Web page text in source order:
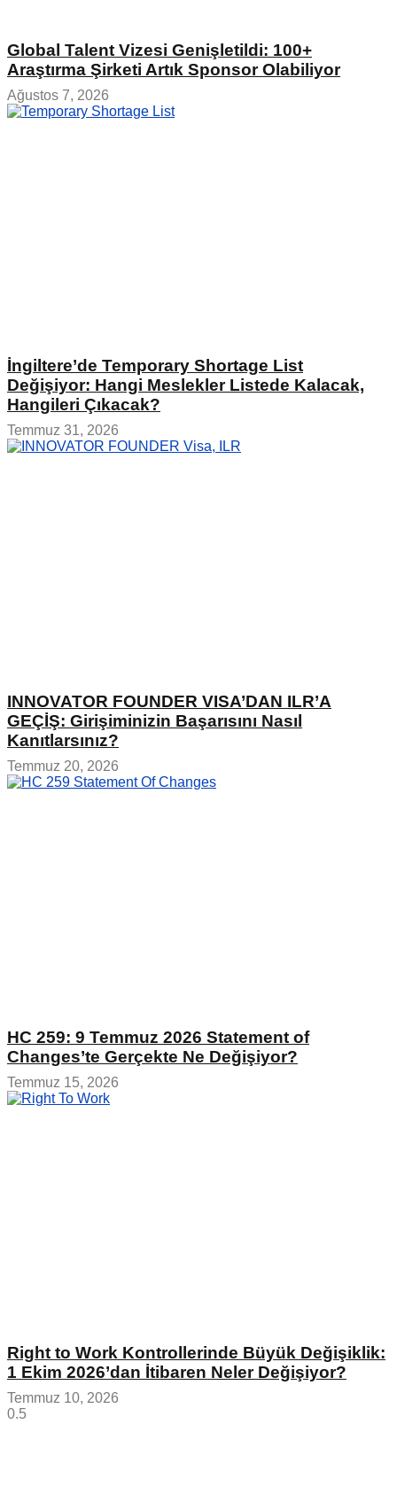
Global Talent Vizesi Genişletildi: 100+
Araştırma Şirketi Artık Sponsor Olabiliyor
Ağustos 7, 2026
İngiltere’de Temporary Shortage List
Değişiyor: Hangi Meslekler Listede Kalacak,
Hangileri Çıkacak?
Temmuz 31, 2026
INNOVATOR FOUNDER VISA’DAN ILR’A
GEÇİŞ: Girişiminizin Başarısını Nasıl
Kanıtlarsınız?
Temmuz 20, 2026
HC 259: 9 Temmuz 2026 Statement of
Changes’te Gerçekte Ne Değişiyor?
Temmuz 15, 2026
Right to Work Kontrollerinde Büyük Değişiklik:
1 Ekim 2026’dan İtibaren Neler Değişiyor?
Temmuz 10, 2026